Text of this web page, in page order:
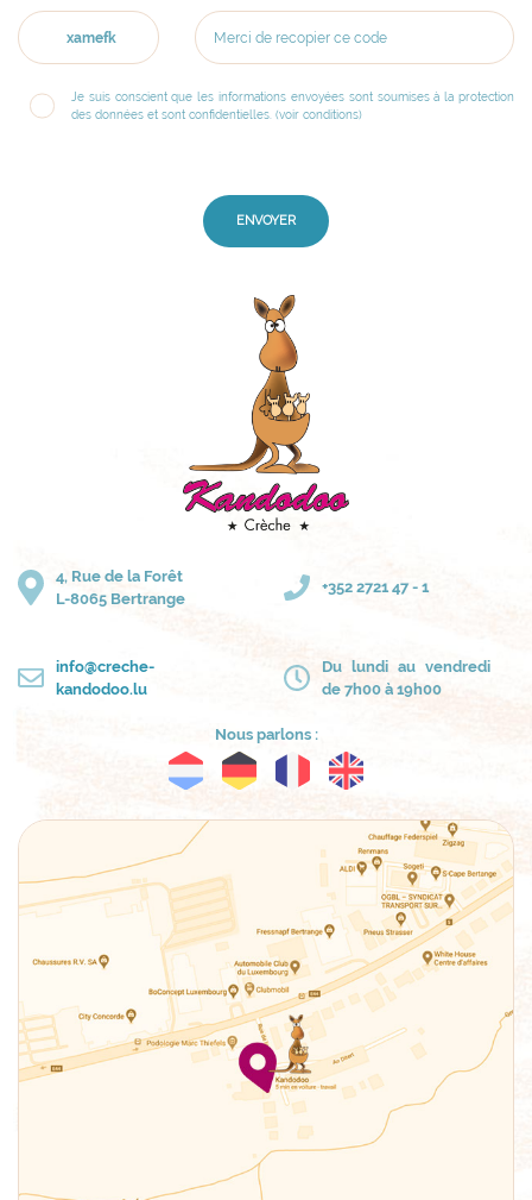
4, Rue de la Forêt
L-8065 Bertrange
+352 2721 47 - 1
info@creche-
kandodoo.lu
Du lundi au vendredi
de 7h00 à 19h00
Nous parlons :
xamefk
Je suis conscient que les informations envoyées sont soumises à la protection
des données et sont confidentielles. (voir conditions)
ENVOYER